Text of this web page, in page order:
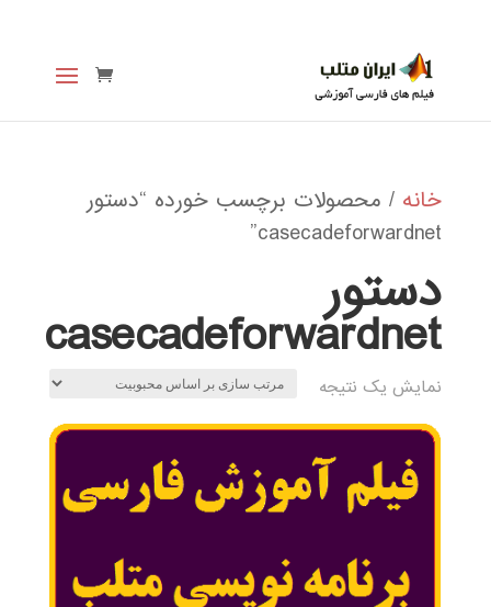
خانه / محصولات برچسب خورده “دستور
casecadeforwardnet”
دستور
casecadeforwardnet
نمایش یک نتیجه